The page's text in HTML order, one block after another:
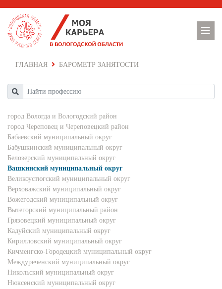
ГЛАВНАЯ БАРОМЕТР ЗАНЯТОСТИ
город Вологда и Вологодский район
город Череповец и Череповецкий район
Бабаевский муниципальный округ
Бабушкинский муниципальный округ
Белозерский муниципальный округ
Вашкинский муниципальный округ
Великоустюгский муниципальный округ
Верховажский муниципальный округ
Вожегодский муниципальный округ
Вытегорский муниципальный район
Грязовецкий муниципальный округ
Кадуйский муниципальный округ
Кирилловский муниципальный округ
Кичменгско-Городецкий муниципальный округ
Междуреченский муниципальный округ
Никольский муниципальный округ
Нюксенский муниципальный округ